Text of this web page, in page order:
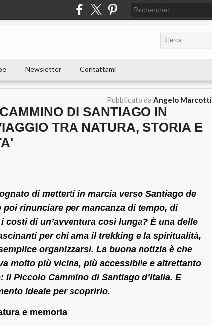
Newsletter Contattami
Pubblicato da Angelo Marcotti
DI SANTIAGO IN
TRA NATURA, STORIA E
di metterti in marcia verso Santiago de
poi rinunciare per mancanza di tempo, di
costi di un’avventura così lunga? È una delle
per chi ama il trekking e la spiritualità,
organizzarsi. La buona notizia è che
molto più vicina, più accessibile e altrettanto
il Piccolo Cammino di Santiago d’Italia. E
ideale per scoprirlo.
e memoria